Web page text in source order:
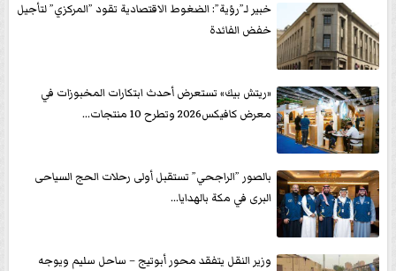
خبير لـ”رؤية”: الضغوط الاقتصادية تقود ”المركزي” لتأجيل
خفض الفائدة
«ريتش بيك» تستعرض أحدث ابتكارات المخبوزات في
معرض كافيكس2026 وتطرح 10 منتجات...
بالصور ”الراجحي” تستقبل أولى رحلات الحج السياحى
البرى في مكة بالهدايا...
وزير النقل يتفقد محور أبوتيج – ساحل سليم ويوجه